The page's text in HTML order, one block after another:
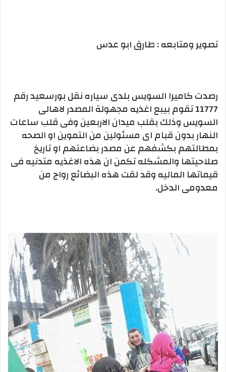
تصوير ومتابعه : طارق ابو عدس
رصدت كاميرا السويس بلدى سياره نقل بورسعيد رقم
11777 تقوم بيبع اغذيه مجهولة المصدر لاهالى
السويس وذلك بقلب ميدان الاربعين وفى قلب ساعات
النهار بدون قبام اى مسئولين من التموين او الصحه
بمطالتهم بكشفهم عن مصدر بضاعتهم او تاريخ
صلاحيتها والمشكله تكمن ان هذه الاغذيه متدنيه فى
قيماتها الماليه وقد لقت هذه البضائع رواج من
معدومى الدخل.